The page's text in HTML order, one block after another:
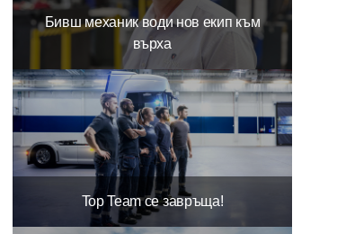
Бивш механик води нов екип към
върха
Top Team се завръща!